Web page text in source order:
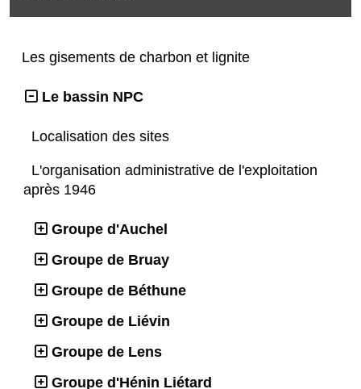
Les gisements de charbon et lignite
Le bassin NPC
Localisation des sites
L'organisation administrative de l'exploitation
après 1946
Groupe d'Auchel
Groupe de Bruay
Groupe de Béthune
Groupe de Liévin
Groupe de Lens
Groupe d'Hénin Liétard